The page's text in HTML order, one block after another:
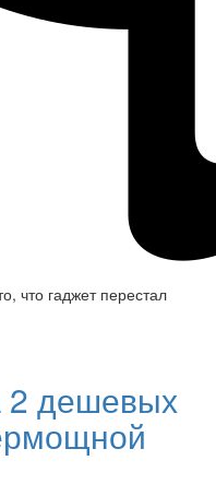
что гаджет перестал
2 дешевых